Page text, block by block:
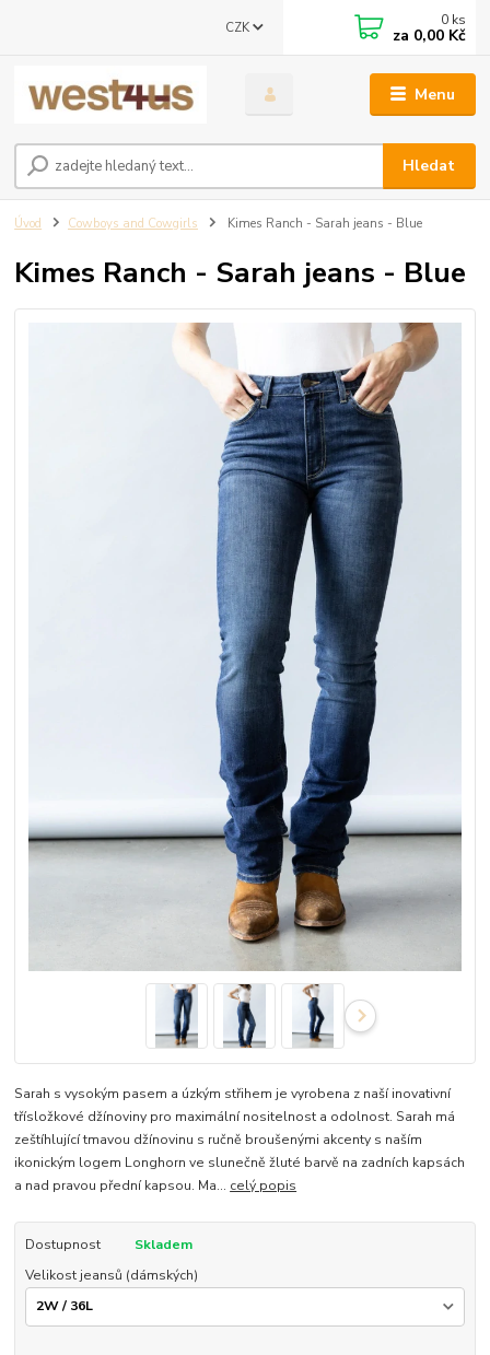
Menu
CZK
Hledat
0 ks
za 0,00 Kč
Úvod Cowboys and Cowgirls Kimes Ranch - Sarah jeans - Blue
Kimes Ranch - Sarah jeans - Blue
Sarah s vysokým pasem a úzkým střihem je vyrobena z naší inovativní
třísložkové džínoviny pro maximální nositelnost a odolnost. Sarah má
zeštíhlující tmavou džínovinu s ručně broušenými akcenty s naším
ikonickým logem Longhorn ve slunečně žluté barvě na zadních kapsách
a nad pravou přední kapsou. Ma... celý popis
Dostupnost
Skladem
Velikost jeansů (dámských)